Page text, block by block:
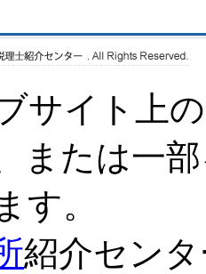
サイト上
または一
す。
紹介セン